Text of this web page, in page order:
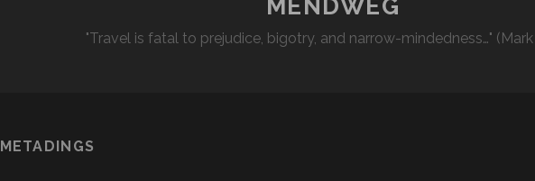
MENDWEG
"Travel is fatal to prejudice, bigotry, and narrow-mindedness…"
METADINGS